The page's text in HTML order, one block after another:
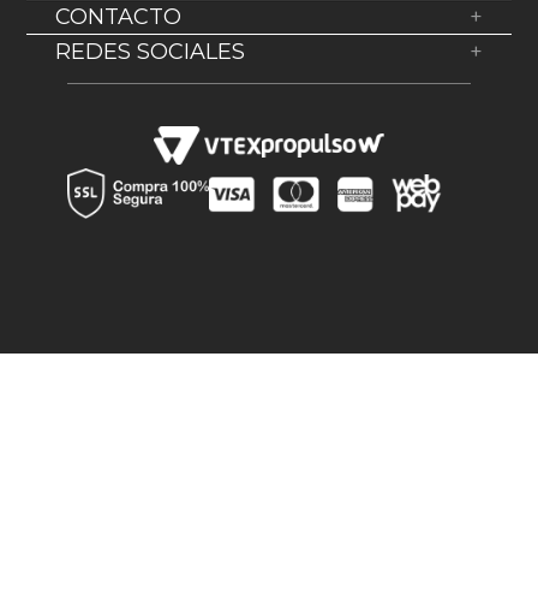
Sobre Nosotros
Política de devolución
Términos y Condiciones
Canal de denuncia
CONTACTO +
WhatsApp: +569 38623200
REDES SOCIALES +
Facebook